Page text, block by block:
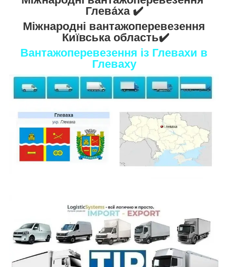
Глева́ха ✔️
Міжнародні вантажоперевезення
Київська область✔️
Вантажоперевезення із Глевахи в
Глеваху